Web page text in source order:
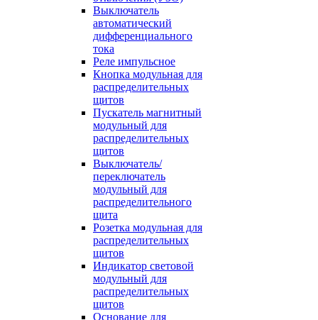
Выключатель
автоматический
дифференциального
тока
Реле импульсное
Кнопка модульная для
распределительных
щитов
Пускатель магнитный
модульный для
распределительных
щитов
Выключатель/
переключатель
модульный для
распределительного
щита
Розетка модульная для
распределительных
щитов
Индикатор световой
модульный для
распределительных
щитов
Основание для